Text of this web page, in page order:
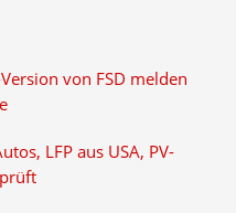
von FSD melden
LFP aus USA, PV-